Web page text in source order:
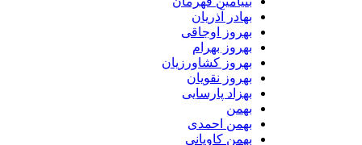
بهادر آذریان
بهروز اوجاقی
بهروز بهرام
بهروز کشاورزیان
بهروز نقویان
بهزاد پارسایی
بهمن
بهمن احمدی
بهمن کاویانی